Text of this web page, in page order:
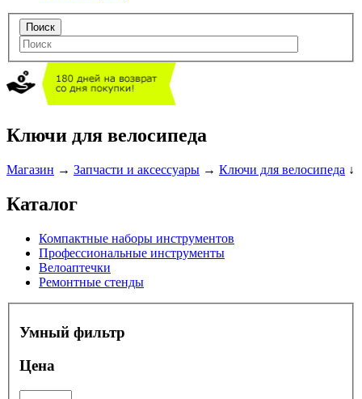
Ключи для велосипеда
Магазин → Запчасти и аксессуары → Ключи для велосипеда ↓
Каталог
Компактные наборы инструментов
Профессиональные инструменты
Велоаптечки
Ремонтные стенды
Умный фильтр
Цена